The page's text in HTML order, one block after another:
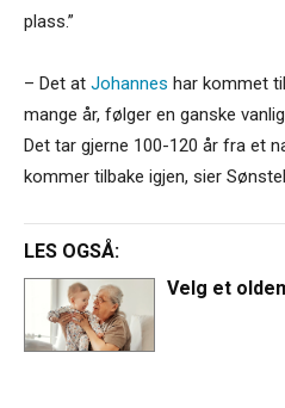
plass.”
– Det at Johannes har kommet
mange år, følger en ganske
Det tar gjerne 100-120 år fra et
kommer tilbake igjen, sier
LES OGSÅ:
Velg et